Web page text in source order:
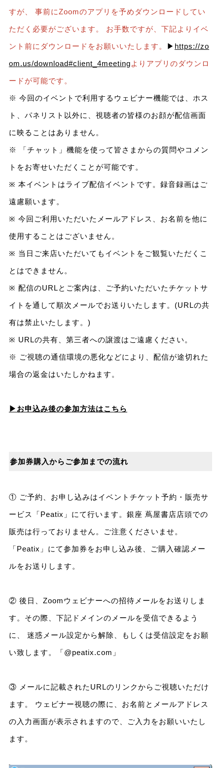
すが、 事前にZoomのアプリを予めダウンロードしてい
ただく必要がございます。 お手数ですが、下記よりイベ
ント前にダウンロードをお願いいたします。 ▶ https://zo
om.us/download#client_4meetingよりアプリのダウンロ
ードが可能です。
※ 今回のイベントで利用するウェビナー機能では、ホス
ト、パネリスト以外に、視聴者の皆様のお顔が配信画面
に映ることはありません。
※ 「チャット」機能を使って皆さまからの質問やコメン
トをお寄せいただくことが可能です。
※ 本イベントはライブ配信イベントです。録音録画はご
遠慮願います。
※ 今回ご利用いただいたメールアドレス、お名前を他に
使用することはございません。
※ 当日ご来店いただいてもイベントをご観覧いただくこ
とはできません。
※ 配信のURLとご案内は、ご予約いただいたチケットサ
イトを通して順次メールでお送りいたします。(URLの共
有は禁止いたします。)
※ URLの共有、第三者への譲渡はご遠慮ください。
※ ご視聴の通信環境の悪化などにより、配信が途切れた
場合の返金はいたしかねます。
▶お申込み後の参加方法はこちら
参加券購入からご参加までの流れ
① ご予約、お申し込みはイベントチケット予約・販売サ
ービス「Peatix」にて行います。銀座 蔦屋書店店頭での
販売は行っておりません。ご注意くださいませ。
「Peatix」にて参加券をお申し込み後、ご購入確認メー
ルをお送りします。
② 後日、Zoomウェビナーへの招待メールをお送りしま
す。その際、下記ドメインのメールを受信できるよう
に、 迷惑メール設定から解除、もしくは受信設定をお願
い致します。「@peatix.com」
③ メールに記載されたURLのリンクからご視聴いただけ
ます。 ウェビナー視聴の際に、お名前とメールアドレス
の入力画面が表示されますので、ご入力をお願いいたし
ます。